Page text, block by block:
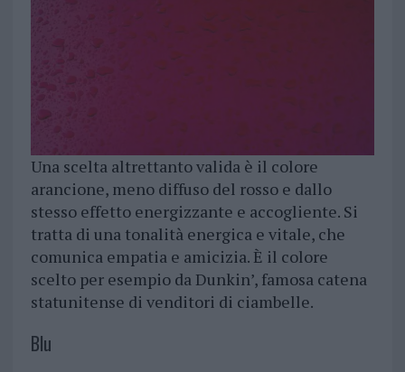
Una scelta altrettanto valida è il colore
arancione, meno diffuso del rosso e dallo
stesso effetto energizzante e accogliente. Si
tratta di una tonalità energica e vitale, che
comunica empatia e amicizia. È il colore
scelto per esempio da Dunkin’, famosa catena
statunitense di venditori di ciambelle.
Blu